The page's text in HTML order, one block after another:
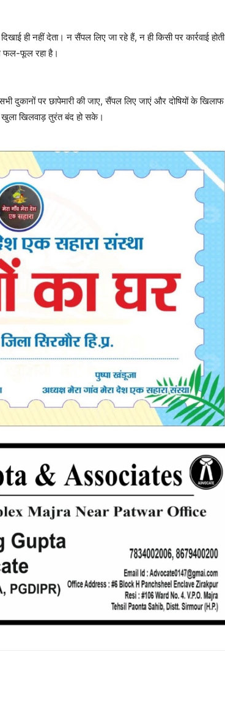
ही नहीं देता। न सैंपल लिए जा रहे हैं, न ही किसी पर कार्रवाई होती
फल-फूल रहा है।
दुकानों पर छापेमारी की जाए, सैंपल लिए जाएं और दोषियों के खिलाफ
खुला खिलवाड़ तुरंत बंद हो सके।